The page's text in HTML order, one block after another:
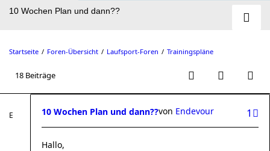
10 Wochen Plan und dann??
Startseite Foren-Übersicht Laufsport-Foren Trainingspläne
18 Beiträge
10 Wochen Plan und dann?? 1
von Endevour
Hallo,